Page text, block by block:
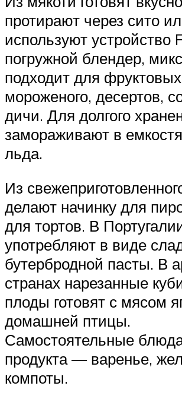
протирают через сито
используют устройство
погружной блендер,
подходит для
мороженого, десертов,
дичи. Для долгого
замораживают в
льда.
Из
делают начинку для
для тортов. В
употребляют в виде
бутербродной пасты. В
странах нарезанные
плоды готовят с мясом
домашней птицы.
Самостоятельные блюда
продукта — варенье,
компоты.